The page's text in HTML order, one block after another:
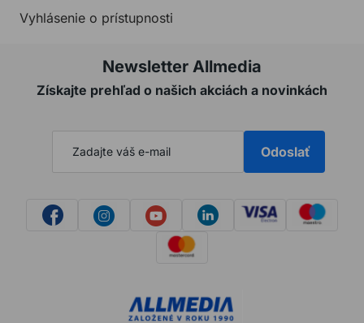
Vyhlásenie o prístupnosti
Newsletter Allmedia
Získajte prehľad o našich akciách a novinkách
Odoslať